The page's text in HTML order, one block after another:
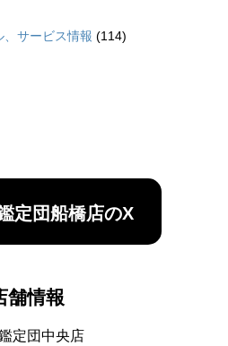
、サービス情報 (114)
定団船橋店のX
舗情報
定団中央店